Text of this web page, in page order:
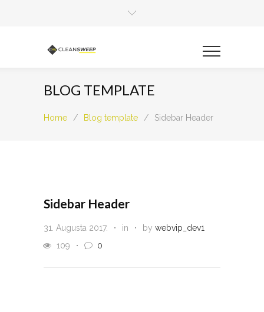
BLOG TEMPLATE
Home / Blog template / Sidebar Header
Sidebar Header
31. Augusta 2017. in by webvip_dev1
109
0